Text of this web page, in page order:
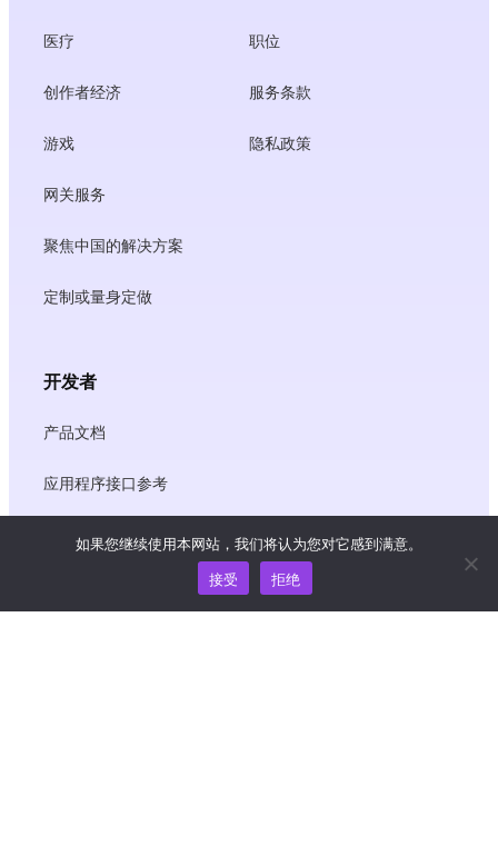
医疗
创作者经济
游戏
网关服务
聚焦中国的解决方案
定制或量身定做
职位
服务条款
隐私政策
开发者
产品文档
应用程序接口参考
JS SDK 参考资料
资源
如果您继续使用本网站，我们将认为您对它感到满意。
接受
拒绝